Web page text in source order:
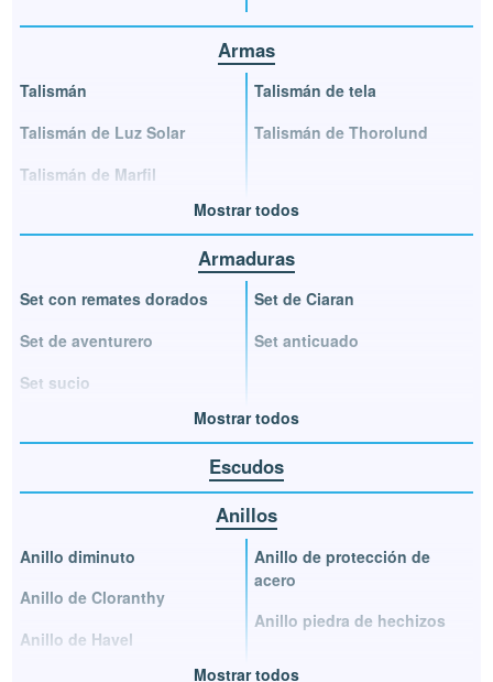
Armas
Talismán
Talismán de Luz Solar
Talismán de Marfil
Talismán de tela
Talismán de Thorolund
Mostrar todos
Armaduras
Set con remates dorados
Set de aventurero
Set sucio
Set de Ciaran
Set anticuado
Mostrar todos
Escudos
Anillos
Anillo diminuto
Anillo de Cloranthy
Anillo de Havel
Anillo de protección de
acero
Anillo piedra de hechizos
Mostrar todos